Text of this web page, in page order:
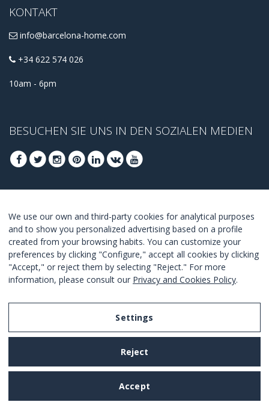
KONTAKT
info@barcelona-home.com
+34 622 574 026
10am - 6pm
BESUCHEN SIE UNS IN DEN SOZIALEN MEDIEN
ZU ERHALTEN
ANMELDEN
I Agree with the terms and conditions
We use our own and third-party cookies for analytical purposes
and to show you personalized advertising based on a profile
created from your browsing habits. You can customize your
preferences by clicking "Configure," accept all cookies by clicking
"Accept," or reject them by selecting "Reject." For more
information, please consult our Privacy and Cookies Policy.
Settings
Reject
Accept
Legal Notice
Privacy and Cookies Policy
Terms and Conditions of Use
Settings